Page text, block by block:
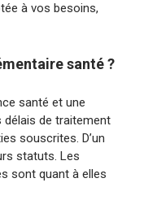
à vos besoins,
santé ?
santé et une
délais de traitement
souscrites. D’un
statuts. Les
sont quant à elles